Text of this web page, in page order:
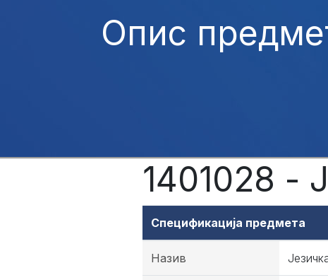
Опис
1401028 -
Спецификација предмета
Назив